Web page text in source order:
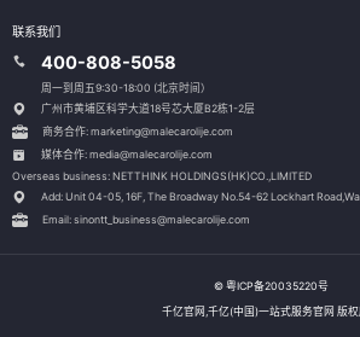
联系我们
400-808-5058
周一到周五9:30-18:00 (北京时间）
广州市黄埔区科学大道18号芯大厦B2栋1-2层
商务合作: marketing@malecarolije.com
媒体合作: media@malecarolije.com
Overseas business: NETTHINK HOLDINGS(HK)CO.,LIMITED
Add: Unit 04-05, 16F, The Broadway No.54-62 Lockhart Road,
Email: sinontt_business@malecarolije.com
© 粤ICP备20035220号
千亿官网,千亿(中国)一站式服务官网 版